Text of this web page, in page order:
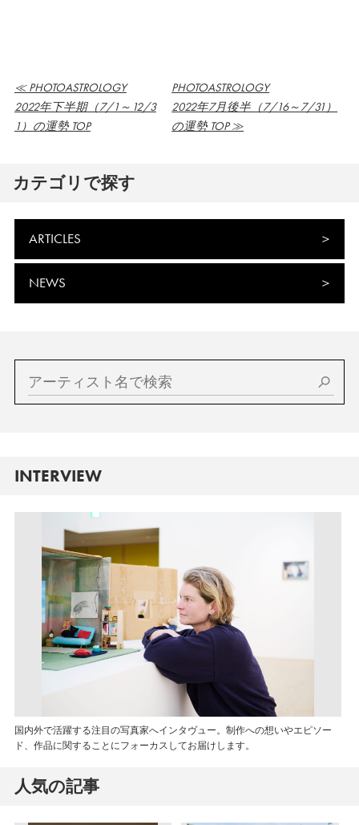
≪ PHOTOASTROLOGY
2022年下半期（7/1～12/3
1）の運勢 TOP
PHOTOASTROLOGY
2022年7月後半（7/16～7/31）
の運勢 TOP ≫
カテゴリで探す
ARTICLES
NEWS
INTERVIEW
国内外で活躍する注目の写真家へインタヴュー。制作への想いやエピソー
ド、作品に関することにフォーカスしてお届けします。
人気の記事